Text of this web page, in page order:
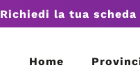
Richiedi la tua
Home